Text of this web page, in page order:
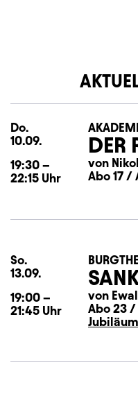
Do. Donnerstag
10.09.
19:30 –
22:15 Uhr
DER
von
Abo 17 /
So.
13.09.
19:00 –
21:45 Uhr
von
Abo 23 /